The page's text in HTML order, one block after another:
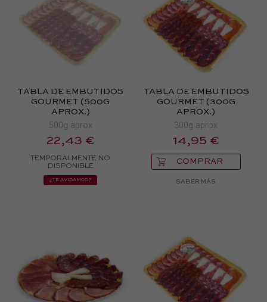
TABLA DE EMBUTIDOS
GOURMET (500G
APROX.)
500g aprox
22,43 €
TEMPORALMENTE NO
DISPONIBLE
¿TE AVISAMOS?
TABLA DE EMBUTIDOS
GOURMET (300G
APROX.)
300g aprox
14,95 €
COMPRAR
SABER MÁS